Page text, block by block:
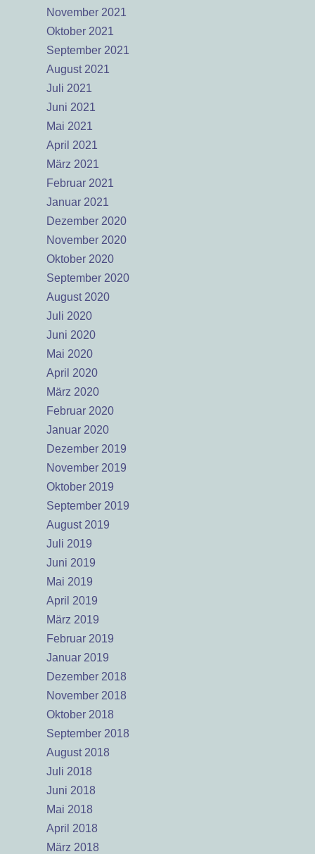
November 2021
Oktober 2021
September 2021
August 2021
Juli 2021
Juni 2021
Mai 2021
April 2021
März 2021
Februar 2021
Januar 2021
Dezember 2020
November 2020
Oktober 2020
September 2020
August 2020
Juli 2020
Juni 2020
Mai 2020
April 2020
März 2020
Februar 2020
Januar 2020
Dezember 2019
November 2019
Oktober 2019
September 2019
August 2019
Juli 2019
Juni 2019
Mai 2019
April 2019
März 2019
Februar 2019
Januar 2019
Dezember 2018
November 2018
Oktober 2018
September 2018
August 2018
Juli 2018
Juni 2018
Mai 2018
April 2018
März 2018